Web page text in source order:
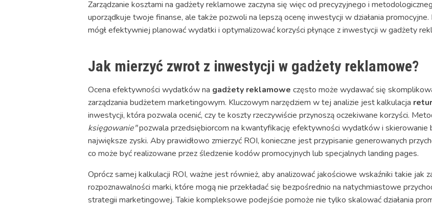
Zarządzanie kosztami na gadżety reklamowe zaczyna się więc od precyzyjnego i
uporządkuje twoje finanse, ale także pozwoli na lepszą ocenę inwestycji w działania
mógł efektywniej planować wydatki i optymalizować korzyści płynące z inwestycji w gadżety
Jak mierzyć zwrot z inwestycji w gadżety reklamowe?
Ocena efektywności wydatków na gadżety reklamowe często może wydawać się
zarządzania budżetem marketingowym. Kluczowym narzędziem w tej analizie jest kalkulacja
inwestycji, która pozwala ocenić, czy te koszty rzeczywiście przynoszą oczekiwane korzyści.
księgowanie"pozwala przedsiębiorcom na kwantyfikację efektywności wydatków i
największe zyski. Aby prawidłowo zmierzyć ROI, konieczne jest przypisanie generowanych
co może być realizowane przez śledzenie kodów promocyjnych lub specjalnych landing pages.
Oprócz samej kalkulacji ROI, ważne jest również, aby analizować jakościowe wskaźniki takie jak
rozpoznawalności marki, które mogą nie przekładać się bezpośrednio na natychmiastowe
strategii marketingowej. Takie kompleksowe podejście pomoże nie tylko skalować działania